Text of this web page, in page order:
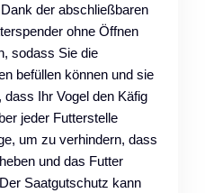
der abschließbaren
ohne Öffnen
sodass Sie die
befüllen können und sie
Ihr Vogel den Käfig
jeder Futterstelle
um zu verhindern, dass
und das Futter
Saatgutschutz kann